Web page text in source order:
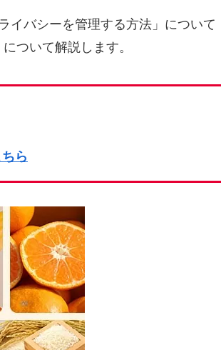
イバシーを管理する方法 」について
について解説します。
ら